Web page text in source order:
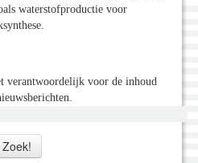
waterstofproductie voor
verantwoordelijk voor de inhoud